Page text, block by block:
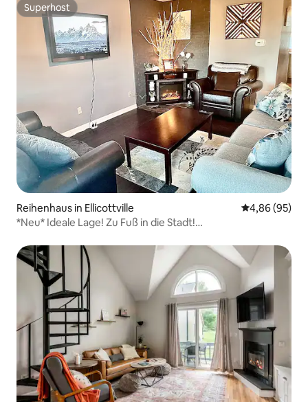
Superhost
Superhost
Reihenhaus in Ellicottville
4,86 (95)
*Neu* Ideale Lage! Zu Fuß in die Stadt!